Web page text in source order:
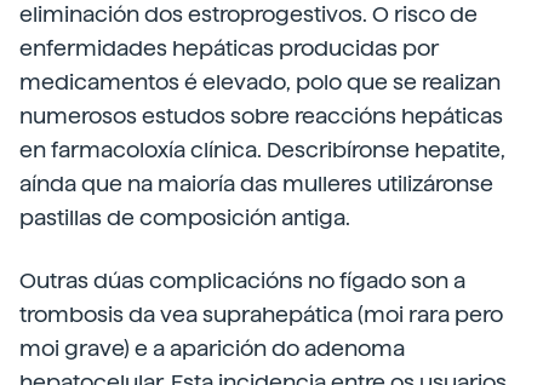
eliminación dos estroprogestivos. O risco de
enfermidades hepáticas producidas por
medicamentos é elevado, polo que se realizan
numerosos estudos sobre reaccións hepáticas
en farmacoloxía clínica. Describíronse hepatite,
aínda que na maioría das mulleres utilizáronse
pastillas de composición antiga.
Outras dúas complicacións no fígado son a
trombosis da vea suprahepática (moi rara pero
moi grave) e a aparición do adenoma